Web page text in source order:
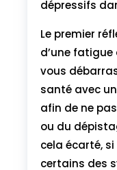
dépressifs
Le premier
d’une fatigue
vous
santé avec
afin de ne
ou du
cela écarté,
certains des